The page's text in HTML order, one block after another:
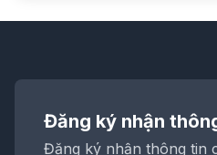
Đăng ký nhận
Đăng ký nhận thông tin